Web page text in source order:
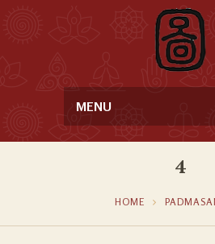
MENU
4
HOME